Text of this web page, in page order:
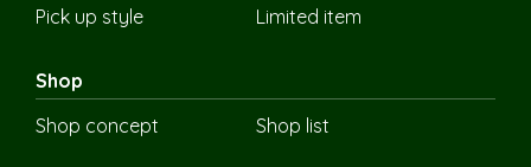
Pick up style
Limited item
Shop
Shop concept
Shop list